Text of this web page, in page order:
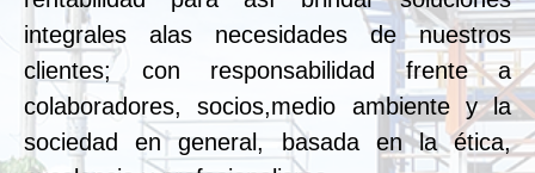
integrales alas necesidades de nuestros
clientes; con responsabilidad frente a
colaboradores, socios,medio ambiente y la
sociedad en general, basada en la ética,